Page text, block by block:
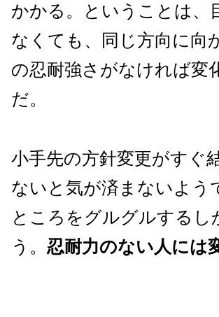
かかる。ということは、
なくても、同じ方向に向
の忍耐強さがなければ変
だ。
小手先の方針変更がすぐ
ないと気が済まないよう
ところをグルグルする
う。 忍耐力のない人には